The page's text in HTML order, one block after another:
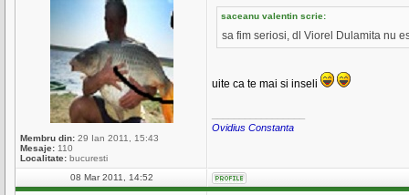
Membru din: 29 Ian 2011, 15:43
Mesaje: 110
Localitate: bucuresti
saceanu valentin scrie:
sa fim seriosi, dl Viorel Dulamita nu
uite ca te mai si inseli
Ovidius Constanta
08 Mar 2011, 14:52